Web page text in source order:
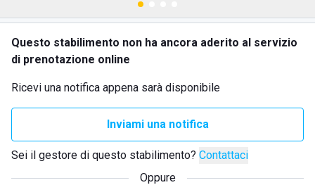
Questo stabilimento non ha ancora aderito al servizio
di prenotazione online
Ricevi una notifica appena sarà disponibile
Inviami una notifica
Sei il gestore di questo stabilimento? Contattaci
Oppure